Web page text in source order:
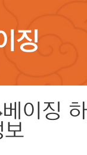
징
베이징